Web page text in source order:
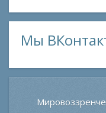
Человек,
Биофизика,
Мы